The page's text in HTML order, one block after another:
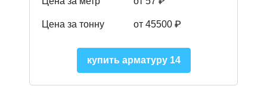
Цена за тонну от 45500 ₽
купить арматуру 14